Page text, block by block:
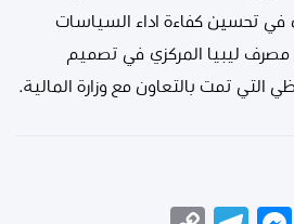
في تحسين كفاءة اداء السياسات
مصرف ليبيا المركزي في تصميم
التي تمت بالتعاون مع وزارة المالية.